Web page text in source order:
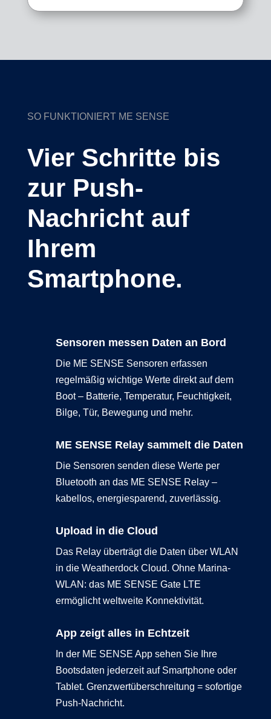
SO FUNKTIONIERT ME SENSE
Vier Schritte bis
zur Push-
Nachricht auf
Ihrem
Smartphone.
Sensoren messen Daten an Bord
Die ME SENSE Sensoren erfassen
regelmäßig wichtige Werte direkt auf dem
Boot – Batterie, Temperatur, Feuchtigkeit,
Bilge, Tür, Bewegung und mehr.
ME SENSE Relay sammelt die Daten
Die Sensoren senden diese Werte per
Bluetooth an das ME SENSE Relay –
kabellos, energiesparend, zuverlässig.
Upload in die Cloud
Das Relay überträgt die Daten über WLAN
in die Weatherdock Cloud. Ohne Marina-
WLAN: das ME SENSE Gate LTE
ermöglicht weltweite Konnektivität.
App zeigt alles in Echtzeit
In der ME SENSE App sehen Sie Ihre
Bootsdaten jederzeit auf Smartphone oder
Tablet. Grenzwertüberschreitung = sofortige
Push-Nachricht.